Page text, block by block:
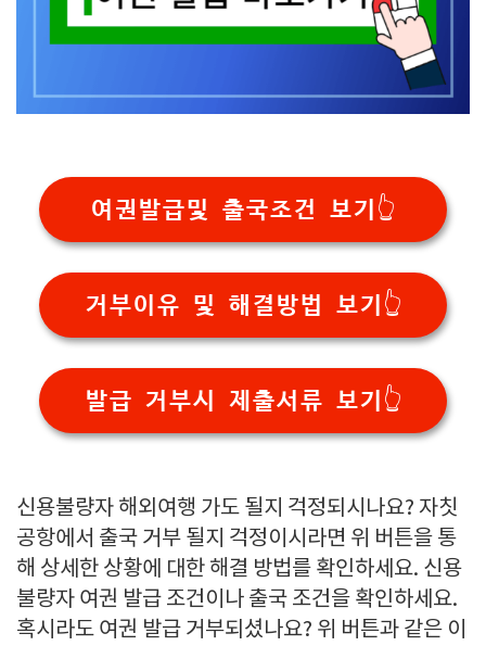
여권발급및 출국조건 보기👆
거부이유 및 해결방법 보기👆
발급 거부시 제출서류 보기👆
신용불량자 해외여행 가도 될지 걱정되시나요? 자칫
공항에서 출국 거부 될지 걱정이시라면 위 버튼을 통
해 상세한 상황에 대한 해결 방법를 확인하세요. 신용
불량자 여권 발급 조건이나 출국 조건을 확인하세요.
혹시라도 여권 발급 거부되셨나요? 위 버튼과 같은 이